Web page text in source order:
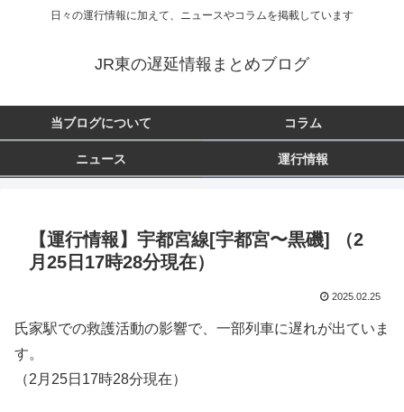
日々の運行情報に加えて、ニュースやコラムを掲載しています
JR東の遅延情報まとめブログ
当ブログについて コラム
ニュース 運行情報
【運行情報】宇都宮線[宇都宮〜黒磯] （2
月25日17時28分現在）
2025.02.25
氏家駅での救護活動の影響で、一部列車に遅れが出ていま
す。
（2月25日17時28分現在）